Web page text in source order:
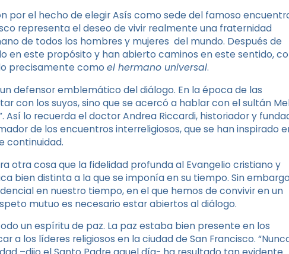
por el hecho de elegir Asís como sede del famoso
representa el deseo de vivir realmente una fraternidad
de todos los hombres y mujeres del mundo. Después de
en este propósito y han abierto caminos en este sentido,
precisamente como el hermano universal.
defensor emblemático del diálogo. En la época de las
con los suyos, sino que se acercó a hablar con el sultán
Así lo recuerda el doctor Andrea Riccardi, historiador y
de los encuentros interreligiosos, que se han inspirado
continuidad.
otra cosa que la fidelidad profunda al Evangelio cristiano y
bien distinta a la que se imponía en su tiempo. Sin
en nuestro tiempo, en el que hemos de convivir en un
mutuo es necesario estar abiertos al diálogo.
un espíritu de paz. La paz estaba bien presente en los
a los líderes religiosos en la ciudad de San Francisco.